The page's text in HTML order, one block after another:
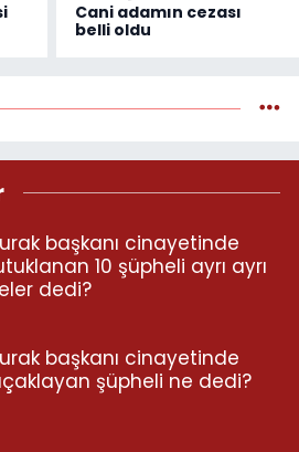
Cani adamın cezası
belli oldu
başkanı cinayetinde
10 şüpheli ayrı ayrı
dedi?
başkanı cinayetinde
şüpheli ne dedi?